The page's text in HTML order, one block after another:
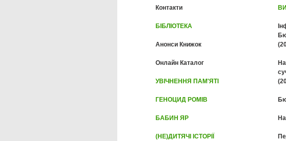
Контакти
БІБЛІОТЕКА
Анонси Книжок
Онлайн Каталог
УВІЧНЕННЯ ПАМ'ЯТІ
ГЕНОЦИД РОМІВ
БАБИН ЯР
(НЕ)ДИТЯЧІ ІСТОРІЇ